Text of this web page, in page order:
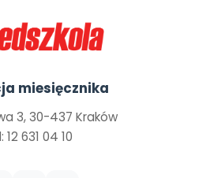
miesięcznika
3, 30-437 Kraków
12 631 04 10